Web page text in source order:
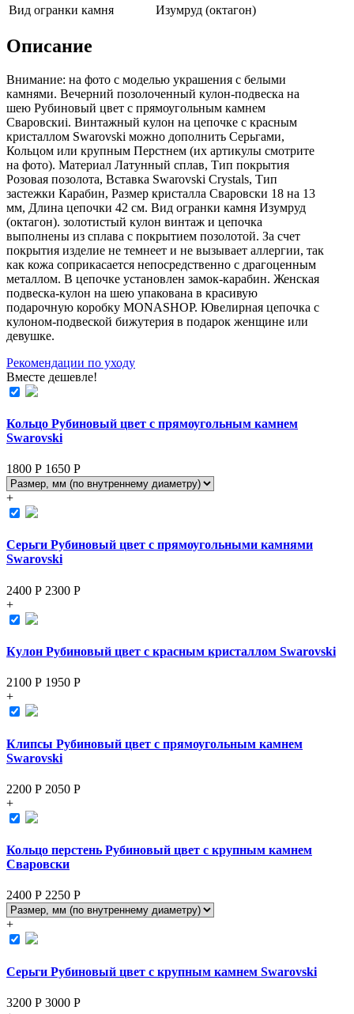
Вид огранки камня
Изумруд (октагон)
Описание
Внимание: на фото с моделью украшения с белыми
камнями. Вечерний позолоченный кулон-подвеска на
шею Рубиновый цвет с прямоугольным камнем
Сваровскиi. Винтажный кулон на цепочке с красным
кристаллом Swarovski можно дополнить Серьгами,
Кольцом или крупным Перстнем (их aртикулы смотрите
на фoто). Материал Латунный сплав, Тип покрытия
Розовая позолота, Вставка Swarovski Crystals, Тип
застежки Карабин, Размер кристалла Сваровски 18 на 13
мм, Длина цепочки 42 см. Вид огранки камня Изумруд
(октагон). золотистый кулон винтаж и цепочка
выполнены из сплава с покрытием позолотой. За счет
покрытия изделие не темнеет и не вызывает аллергии, так
как кожа соприкасается непосредственно с драгоценным
металлом. В цепочке установлен замок-карабин. Женская
подвеска-кулон на шею упакована в красивую
подарочную коробку MONASHOP. Ювелирная цепочка с
кулоном-подвеской бижутерия в подарок женщине или
девушке.
Рекомендации по уходу
Вместе дешевле!
Кольцо Рубиновый цвет с прямоугольным камнем
Swarovski
1800 Р 1650 Р
+
Серьги Рубиновый цвет с прямоугольными камнями
Swarovski
2400 Р 2300 Р
+
Кулон Рубиновый цвет с красным кристаллом Swarovski
2100 Р 1950 Р
+
Клипсы Рубиновый цвет с прямоугольным камнем
Swarovski
2200 Р 2050 Р
+
Кольцо перстень Рубиновый цвет с крупным камнем
Сваровски
2400 Р 2250 Р
+
Серьги Рубиновый цвет с крупным камнем Swarovski
3200 Р 3000 Р